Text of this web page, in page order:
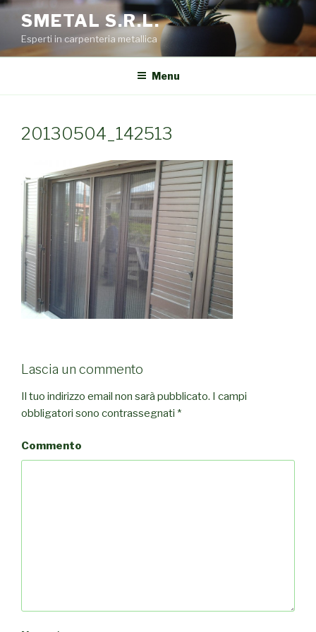
Salta
contenuto
SMETAL S.R.L.
Esperti in carpenteria metallica
Menu
20130504_142513
Lascia un commento
Il tuo indirizzo email non sarà pubblicato. I campi
obbligatori sono contrassegnati *
Commento